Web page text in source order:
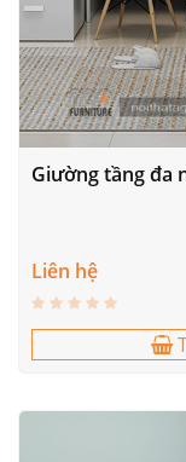
Giường tầng đa
Liên hệ